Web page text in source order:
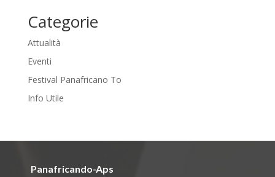
Categorie
Attualità
Eventi
Festival Panafricano To
Info Utile
Panafricando-Aps